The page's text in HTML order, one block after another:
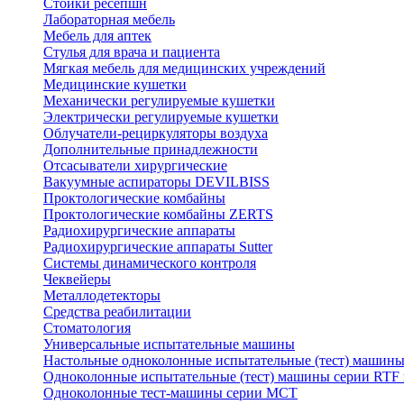
Стойки ресепшн
Лабораторная мебель
Мебель для аптек
Стулья для врача и пациента
Мягкая мебель для медицинских учреждений
Медицинские кушетки
Механически регулируемые кушетки
Электрически регулируемые кушетки
Облучатели-рециркуляторы воздуха
Дополнительные принадлежности
Отсасыватели хирургические
Вакуумные аспираторы DEVILBISS
Проктологические комбайны
Проктологические комбайны ZERTS
Радиохирургические аппараты
Радиохирургические аппараты Sutter
Системы динамического контроля
Чеквейеры
Металлодетекторы
Средства реабилитации
Стоматология
Универсальные испытательные машины
Настольные одноколонные испытательные (тест)
Одноколонные испытательные (тест) машины серии RTF
Одноколонные тест-машины серии MCT